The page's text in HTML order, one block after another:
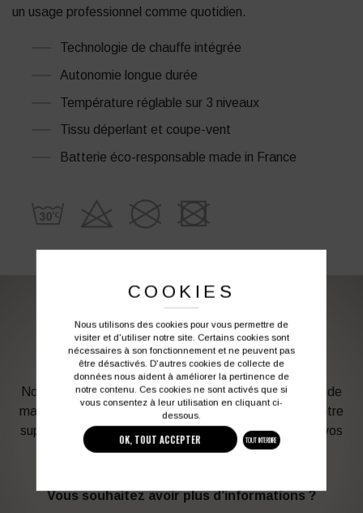
un usage professionnel comme quotidien.
Technologie de chauffe intégrée
Autonomie longue durée
Température réglable sur 3 niveaux
Tissu déperlant et coupe-vent
Batterie éco-responsable made in France
PERSONNALISATION DE VOS VÊTEMENTS DE
TRAVAIL
Notre graphiste connait les produits et les techniques de
marquage. Elle sera à votre service afin d’optimiser votre
support en fonction des contraintes techniques et de vos
besoins d’image. Profitez de son expérience !
Vous souhaitez avoir plus d’informations ?
COOKIES
Nous utilisons des cookies pour vous permettre de
visiter et d'utiliser notre site. Certains cookies sont
nécessaires à son fonctionnement et ne peuvent pas
être désactivés. D'autres cookies de collecte de
données nous aident à améliorer la pertinence de
notre contenu. Ces cookies ne sont activés que si
vous consentez à leur utilisation en cliquant ci-
dessous.
OK, TOUT ACCEPTER TOUT INTERDIRE